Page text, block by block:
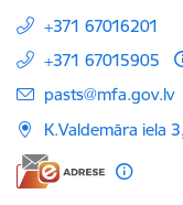
+371 67016201
+371 67015905
E-pasts:
pasts@mfa.gov.lv
K.Valdemāra iela